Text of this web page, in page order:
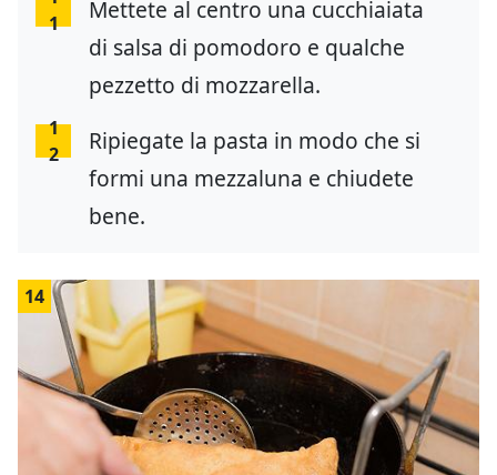
1
Mettete al centro una cucchiaiata
di salsa di pomodoro e qualche
pezzetto di mozzarella.
1
2
Ripiegate la pasta in modo che si
formi una mezzaluna e chiudete
bene.
14